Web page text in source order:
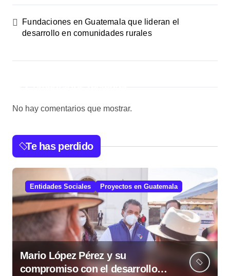
Fundaciones en Guatemala que lideran el
desarrollo en comunidades rurales
No hay comentarios que mostrar.
Te has perdido
Entidades Sociales Proyectos en Guatemala
Mario López Pérez y su
compromiso con el desarrollo